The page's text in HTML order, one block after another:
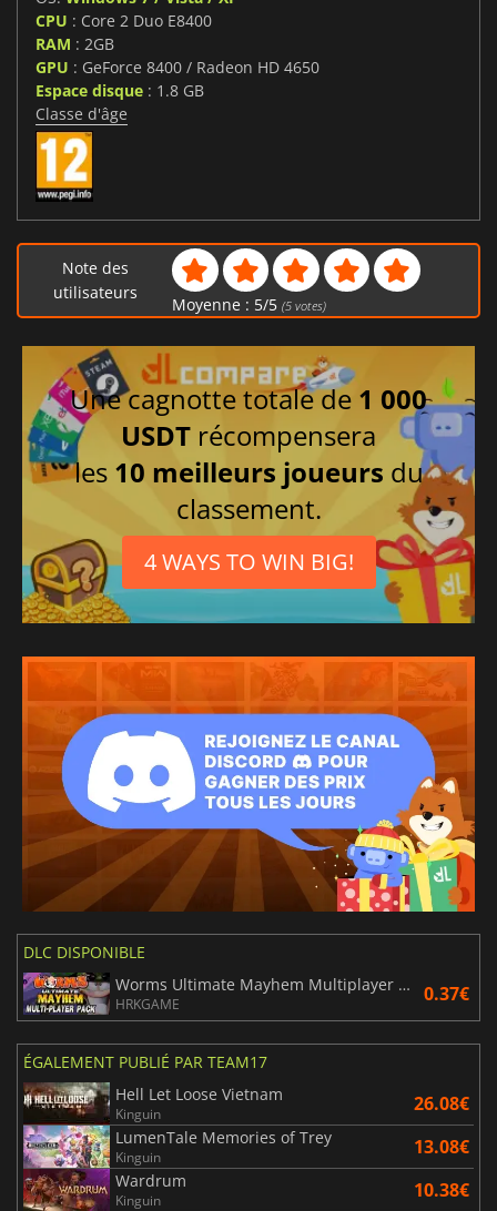
CPU : Core 2 Duo E8400
RAM : 2GB
GPU : GeForce 8400 / Radeon HD 4650
Espace disque : 1.8 GB
Classe d'âge
Note des
utilisateurs
Moyenne : 5/5 (5votes)
Une cagnotte totale de 1 000
USDT récompensera
les 10 meilleurs joueurs du
classement.
4 WAYS TO WIN BIG!
DLC DISPONIBLE
Worms Ultimate Mayhem Multiplayer Pack DLC
HRKGAME 0.37€
ÉGALEMENT PUBLIÉ PAR TEAM17
Hell Let Loose Vietnam
Kinguin 26.08€
LumenTale Memories of Trey
Kinguin 13.08€
Wardrum
Kinguin 10.38€